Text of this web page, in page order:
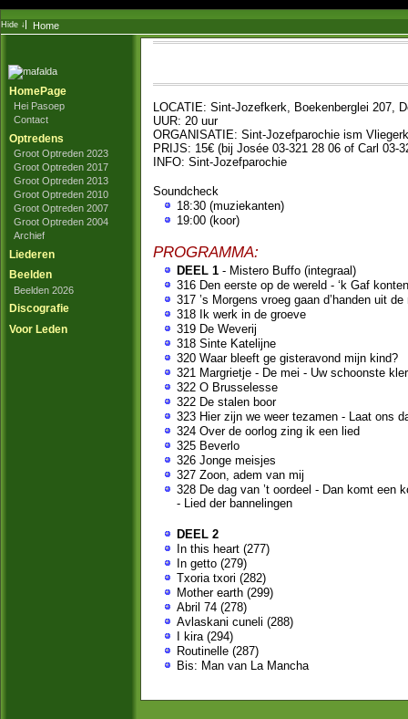
Home
HomePage
Hei Pasoep
Contact
Optredens
Groot Optreden 2023
Groot Optreden 2017
Groot Optreden 2013
Groot Optreden 2010
Groot Optreden 2007
Groot Optreden 2004
Archief
Liederen
Beelden
Beelden 2026
Discografie
Voor Leden
LOCATIE: Sint-Jozefkerk, Boekenberglei 207,
UUR: 20 uur
ORGANISATIE: Sint-Jozefparochie ism
PRIJS: 15€ (bij Josée 03-321 28 06 of Carl 03-
INFO: Sint-Jozefparochie
Soundcheck
18:30 (muziekanten)
19:00 (koor)
PROGRAMMA:
DEEL 1- Mistero Buffo (integraal)
316 Den eerste op de wereld - ‘k Gaf
317 ’s Morgens vroeg gaan d’handen uit
318 Ik werk in de groeve
319 De Weverij
318 Sinte Katelijne
320 Waar bleeft ge gisteravond mijn kind?
321 Margrietje - De mei - Uw schoonste
322 O Brusselesse
322 De stalen boor
323 Hier zijn we weer tezamen - Laat ons
324 Over de oorlog zing ik een lied
325 Beverlo
326 Jonge meisjes
327 Zoon, adem van mij
328 De dag van ’t oordeel - Dan komt een
- Lied der bannelingen
DEEL 2
In this heart (277)
In getto (279)
Txoria txori (282)
Mother earth (299)
Abril 74 (278)
Avlaskani cuneli (288)
I kira (294)
Routinelle (287)
Bis: Man van La Mancha